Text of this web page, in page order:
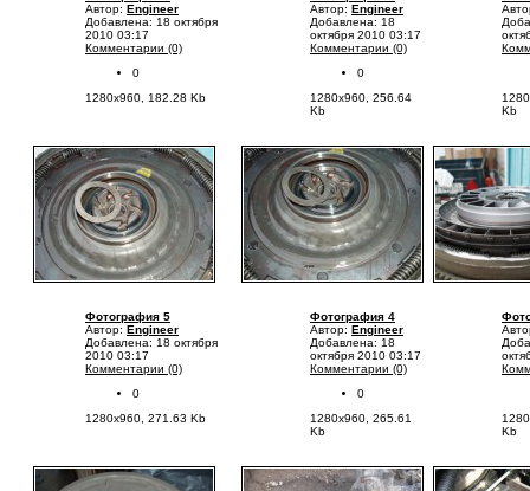
Автор: Engineer
Добавлена: 18 октября
2010 03:17
Комментарии (0)
0
1280x960, 182.28 Kb
Автор: Engineer
Добавлена: 18
октября 2010 03:17
Комментарии (0)
0
1280x960, 256.64
Kb
Kb
Фотография 5
Автор: Engineer
Добавлена: 18 октября
2010 03:17
Комментарии (0)
0
1280x960, 271.63 Kb
Фотография 4
Автор: Engineer
Добавлена: 18
октября 2010 03:17
Комментарии (0)
0
1280x960, 265.61
Kb
Kb